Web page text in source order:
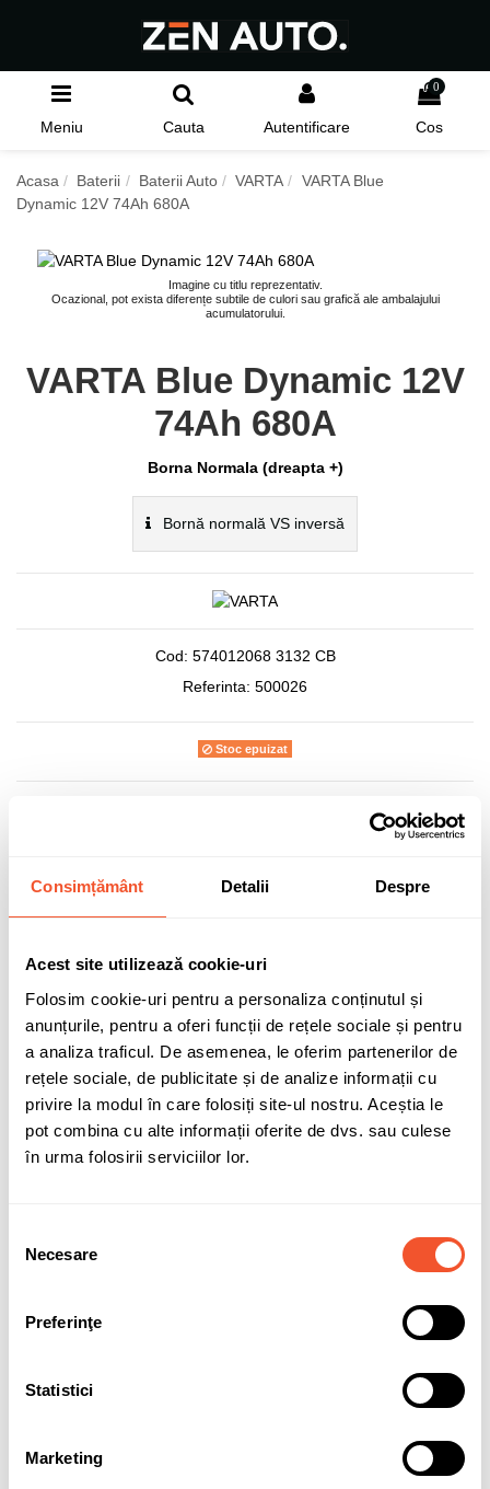
Consimțământ Detalii Despre
Acest site utilizează cookie-uri
Folosim cookie-uri pentru a personaliza conținutul și
anunțurile, pentru a oferi funcții de rețele sociale și pentru
a analiza traficul. De asemenea, le oferim partenerilor de
rețele sociale, de publicitate și de analize informații cu
privire la modul în care folosiți site-ul nostru. Aceștia le
pot combina cu alte informații oferite de dvs. sau culese
în urma folosirii serviciilor lor.
consimțământului
Necesare
Preferinţe
Statistici
Marketing
Meniu Cauta Autentificare
0
Cos
Acasa Baterii Baterii Auto VARTA
VARTA Blue
Dynamic 12V 74Ah 680A
Imagine cu titlu reprezentativ.
Ocazional, pot exista diferențe subtile de culori sau grafică ale ambalajului
acumulatorului.
VARTA Blue Dynamic 12V
74Ah 680A
Borna Normala (dreapta +)
Bornă normală VS inversă
Cod: 574012068 3132 CB
Referinta: 500026
Stoc epuizat
compatibilitate-SMF096
Sunt de acord cupolitica de confidentialitatea datelor cu
caracter personal.
Detalii ale produsului